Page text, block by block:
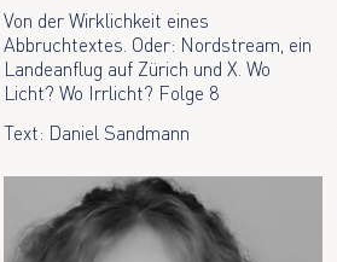
Von der Wirklichkeit eines
Abbruchtextes. Oder: Nordstream, ein
Landeanflug auf Zürich und X. Wo
Licht? Wo Irrlicht? Folge 8
Text: Daniel Sandmann